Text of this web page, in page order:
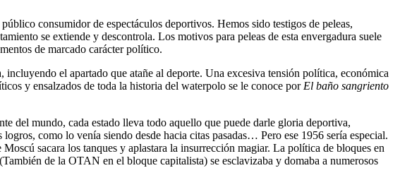
consumidor de espectáculos deportivos. Hemos sido testigos de peleas,
se extiende y descontrola. Los motivos para peleas de esta envergadura suele
de marcado carácter político.
el apartado que atañe al deporte. Una excesiva tensión política, económica
y ensalzados de toda la historia del waterpolo se le conoce por El baño sangriento
del mundo, cada estado lleva todo aquello que puede darle gloria deportiva,
como lo venía siendo desde hacia citas pasadas… Pero ese 1956 sería especial.
sacara los tanques y aplastara la insurrección magiar. La política de bloques en
de la OTAN en el bloque capitalista) se esclavizaba y domaba a numerosos